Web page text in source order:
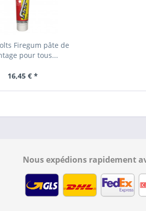
Firegum pâte de
pour tous...
16,45 € *
Nous expédions rapidement